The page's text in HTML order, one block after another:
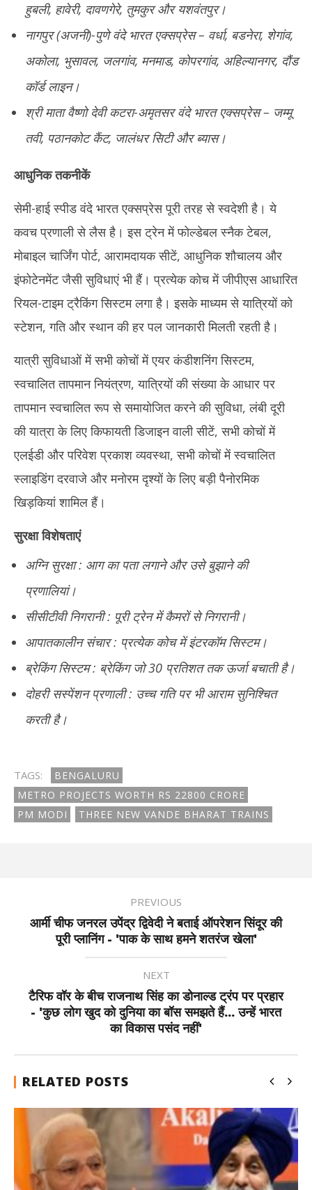
हुबली, हावेरी, दावणगेरे, तुमकुर और यशवंतपुर।
नागपुर (अजनी)-पुणे वंदे भारत एक्सप्रेस – वर्धा, बडनेरा, शेगांव,
अकोला, भुसावल, जलगांव, मनमाड, कोपरगांव, अहिल्यानगर, दौंड
कॉर्ड लाइन।
श्री माता वैष्णो देवी कटरा-अमृतसर वंदे भारत एक्सप्रेस – जम्मू
तवी, पठानकोट कैंट, जालंधर सिटी और ब्यास।
आधुनिक तकनीकें
सेमी-हाई स्पीड वंदे भारत एक्सप्रेस पूरी तरह से स्वदेशी है। ये
कवच प्रणाली से लैस है। इस ट्रेन में फोल्डेबल स्नैक टेबल,
मोबाइल चार्जिंग पोर्ट, आरामदायक सीटें, आधुनिक शौचालय और
इंफोटेनमेंट जैसी सुविधाएं भी हैं। प्रत्येक कोच में जीपीएस आधारित
रियल-टाइम ट्रैकिंग सिस्टम लगा है। इसके माध्यम से यात्रियों को
स्टेशन, गति और स्थान की हर पल जानकारी मिलती रहती है।
यात्री सुविधाओं में सभी कोचों में एयर कंडीशनिंग सिस्टम,
स्वचालित तापमान नियंत्रण, यात्रियों की संख्या के आधार पर
तापमान स्वचालित रूप से समायोजित करने की सुविधा, लंबी दूरी
की यात्रा के लिए किफायती डिजाइन वाली सीटें, सभी कोचों में
एलईडी और परिवेश प्रकाश व्यवस्था, सभी कोचों में स्वचालित
स्लाइडिंग दरवाजे और मनोरम दृश्यों के लिए बड़ी पैनोरमिक
खिड़कियां शामिल हैं।
सुरक्षा विशेषताएं
अग्नि सुरक्षा : आग का पता लगाने और उसे बुझाने की
प्रणालियां।
सीसीटीवी निगरानी : पूरी ट्रेन में कैमरों से निगरानी।
आपातकालीन संचार : प्रत्येक कोच में इंटरकॉम सिस्टम।
ब्रेकिंग सिस्टम : ब्रेकिंग जो 30 प्रतिशत तक ऊर्जा बचाती है।
दोहरी सस्पेंशन प्रणाली : उच्च गति पर भी आराम सुनिश्चित
करती है।
TAGS:
BENGALURU
METRO PROJECTS WORTH RS 22800 CRORE
PM MODI
THREE NEW VANDE BHARAT TRAINS
PREVIOUS
आर्मी चीफ जनरल उपेंद्र द्विवेदी ने बताई ऑपरेशन सिंदूर की
पूरी प्लानिंग - 'पाक के साथ हमने शतरंज खेला'
NEXT
टैरिफ वॉर के बीच राजनाथ सिंह का डोनाल्ड ट्रंप पर प्रहार
- 'कुछ लोग खुद को दुनिया का बॉस समझते हैं... उन्हें भारत
का विकास पसंद नहीं'
RELATED POSTS